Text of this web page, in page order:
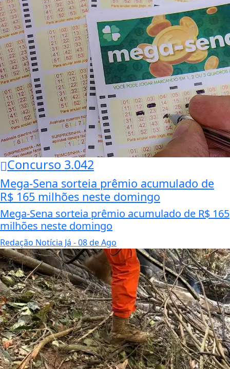
Concurso 3.042
Mega-Sena sorteia prêmio acumulado de
R$ 165 milhões neste domingo
Mega-Sena sorteia prêmio acumulado de R$ 165
milhões neste domingo
Redação Notícia Já - 08 de Ago